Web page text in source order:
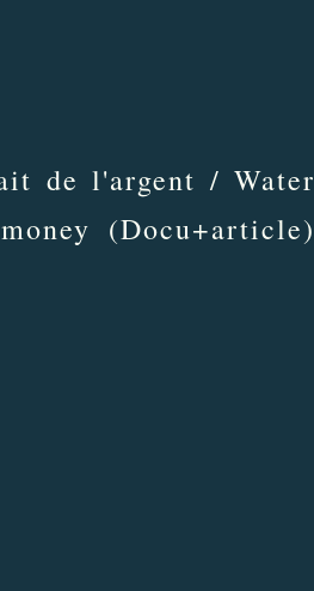
de l'argent / Water
(Docu+article)